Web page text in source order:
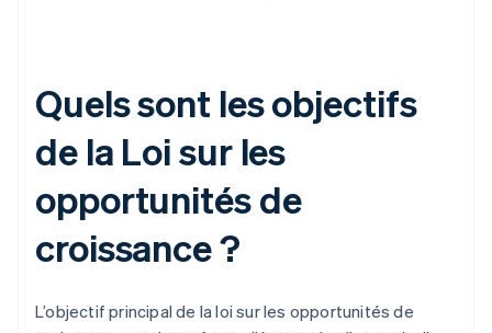
Quels sont les objectifs
de la Loi sur les
opportunités de
croissance ?
L’objectif principal de la loi sur les opportunités de